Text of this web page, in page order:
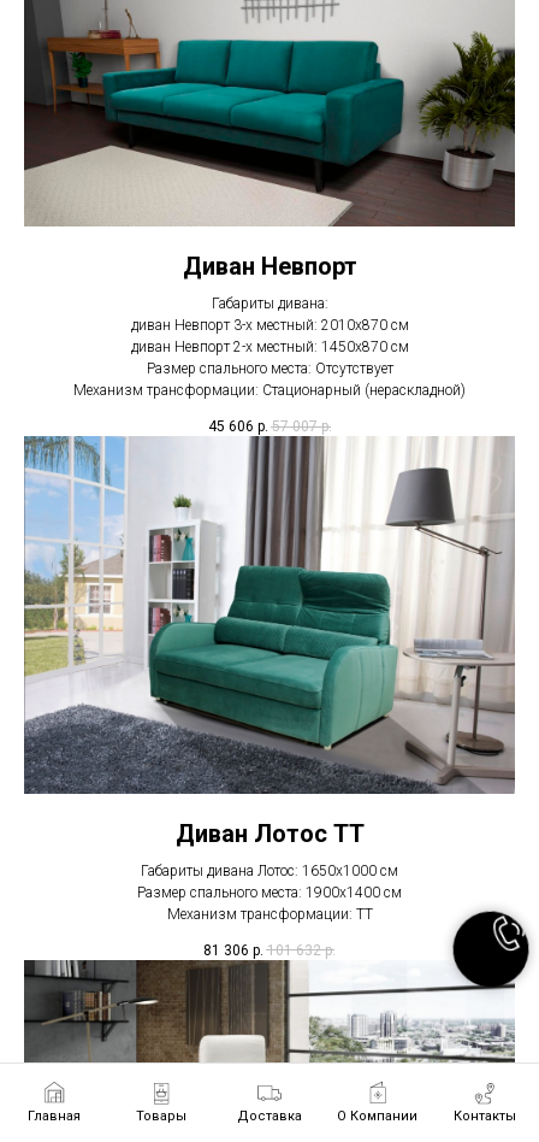
Главная Товары Доставка О Компании Контакты
Диван Невпорт
Габариты дивана:
диван Невпорт 3-х местный: 2010х870 см
диван Невпорт 2-х местный: 1450х870 см
Размер спального места: Отсутствует
Механизм трансформации: Стационарный (нераскладной)
45 606 р. 57 007 р.
Диван Лотос ТТ
Габариты дивана Лотос: 1650х1000 см
Размер спального места: 1900х1400 см
Механизм трансформации: ТТ
81 306 р. 101 632 р.